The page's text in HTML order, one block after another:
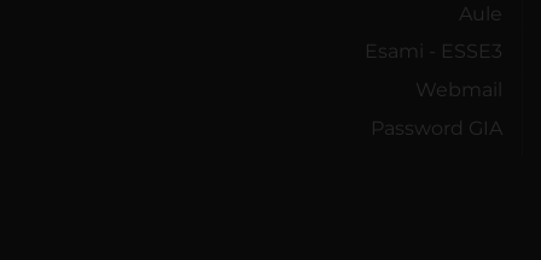
Aule
Esami - ESSE3
Webmail
Password GIA